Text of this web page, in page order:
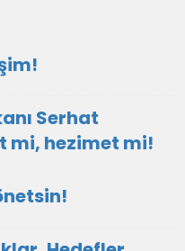
Serhat
mi, hezimet mi!